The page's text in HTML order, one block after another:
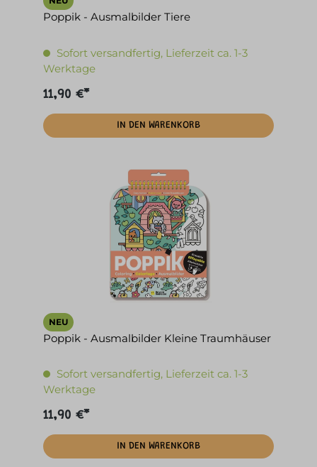
Poppik - Ausmalbilder Tiere
Sofort versandfertig, Lieferzeit ca. 1-3
Werktage
11,90 €*
IN DEN WARENKORB
NEU
Poppik - Ausmalbilder Kleine Traumhäuser
Sofort versandfertig, Lieferzeit ca. 1-3
Werktage
11,90 €*
IN DEN WARENKORB